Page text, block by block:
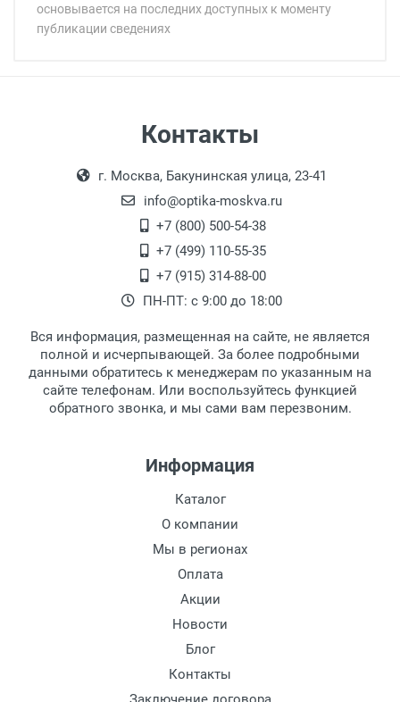
основывается на последних доступных к моменту
публикации сведениях
Самовывоз.
Оплата товара производится
наличными непосредственно на пункте
выдачи товара.
Перечисление средств на расчетный счет.
18:00, по субботам с 11:00 до 15:00, в
офисе по адресу: г. Москва,
Переведеновский переулок 17, корпус 1,
второй этаж, тел. +7 (499) 110-55-35.
После того, как заказ поступает в пункт
выдачи, наш менеджер связывается с
клиентом и оповещает о поступлении
Для получения товара при себе
обязательно иметь паспорт.
Заказ необходимо забрать в течение 3
рабочих дней с момента поступления на
дополнительных расходов за хранение
Доставляем товар по Москве компанией
Сдэк до ближайшего к вам пункта
Доставка транспортными компаниями по
Данный способ доставки осуществляется
Контакты
г. Москва, Бакунинская улица, 23-41
info@optika-moskva.ru
+7 (800) 500-54-38
+7 (499) 110-55-35
+7 (915) 314-88-00
ПН-ПТ: с 9:00 до 18:00
Вся информация, размещенная на сайте, не является
полной и исчерпывающей. За более подробными
данными обратитесь к менеджерам по указанным на
сайте телефонам. Или воспользуйтесь функцией
обратного звонка, и мы сами вам перезвоним.
Информация
Каталог
О компании
Мы в регионах
Оплата
Акции
Новости
Блог
Контакты